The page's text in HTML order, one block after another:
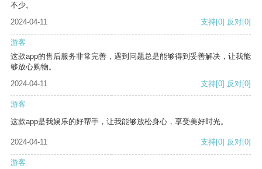
不少。
2024-04-11
支持[0] 反对[0]
游客
这款app的售后服务非常完善，遇到问题总是能够得到妥善解决，让我能
够放心购物。
2024-04-11
支持[0] 反对[0]
游客
这款app是我娱乐的好帮手，让我能够放松身心，享受美好时光。
2024-04-11 支持[0] 反对[0]
游客